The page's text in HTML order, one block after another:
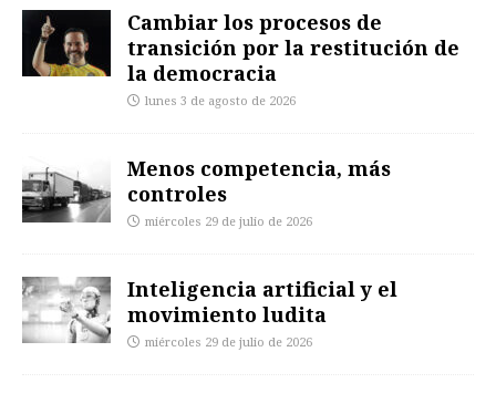
Cambiar los procesos de
transición por la restitución de
la democracia
lunes 3 de agosto de 2026
Menos competencia, más
controles
miércoles 29 de julio de 2026
Inteligencia artificial y el
movimiento ludita
miércoles 29 de julio de 2026